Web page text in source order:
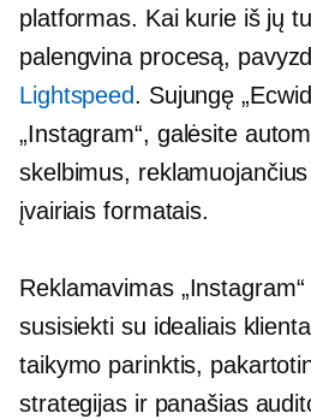
platformas. Kai kurie iš jų
palengvina procesą,
Lightspeed. Sujungę
„Instagram“, galėsite
skelbimus,
įvairiais formatais.
Reklamavimas
susisiekti su idealiais
taikymo parinktis,
strategijas ir panašias